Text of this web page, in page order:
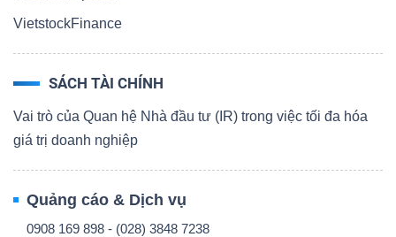
VietstockFinance
SÁCH TÀI CHÍNH
Vai trò của Quan hệ Nhà đầu tư (IR) trong việc tối đa hóa
giá trị doanh nghiệp
Quảng cáo & Dịch vụ
0908 169 898 - (028) 3848 7238